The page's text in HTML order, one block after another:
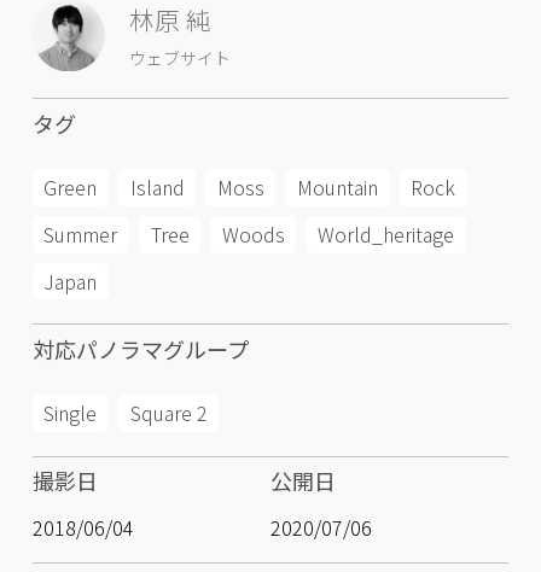
林原 純
ウェブサイト
タグ
Green Island Moss Mountain
Rock
Summer
Tree Woods
World_heritage
Japan
対応パノラマグループ
Single Square 2
撮影日
2018/06/04
公開日
2020/07/06